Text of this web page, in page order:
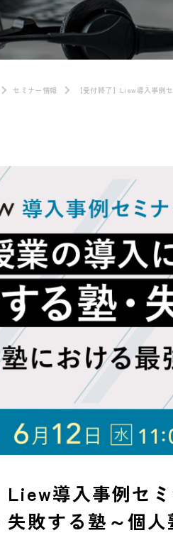
セミナー情報 【受付終了】Liew導入事例
Liew導入事例セ
敗する塾～個